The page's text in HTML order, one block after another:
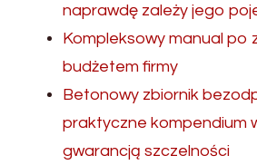
naprawdę zależy jego
Kompleksowy manual po
budżetem firmy
Betonowy zbiornik
praktyczne kompendium
gwarancją szczelności